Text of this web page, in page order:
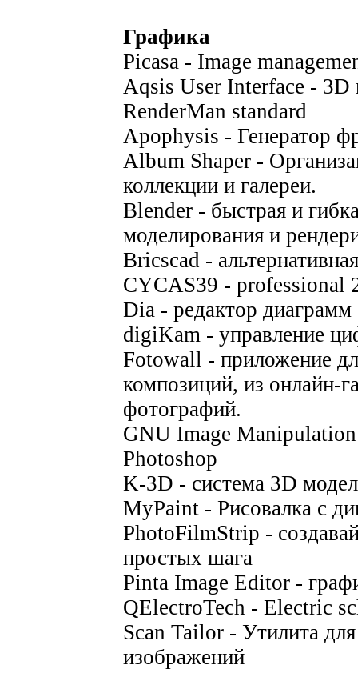
Графика
Picasa - Image
Aqsis User Interface -
RenderMan standard
Apophysis - Генератор
Album Shaper -
коллекции и галереи.
Blender - быстрая и
моделирования и
Bricscad -
CYCAS39 - professional
Dia - редактор диаграмм
digiKam - управление
Fotowall - приложение
композиций, из онлайн-
фотографий.
GNU Image
Photoshop
K-3D - система 3D
MyPaint - Рисовалка с
PhotoFilmStrip -
простых шага
Pinta Image Editor -
QElectroTech - Electric
Scan Tailor - Утилита
изображений